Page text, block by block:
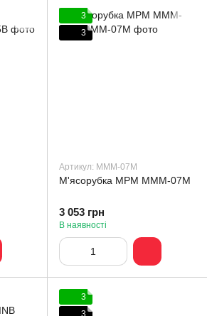
3
3
Артикул: MMM-07M
М'ясорубка MPM MMM-07M
3 053 грн
В наявності
3
3